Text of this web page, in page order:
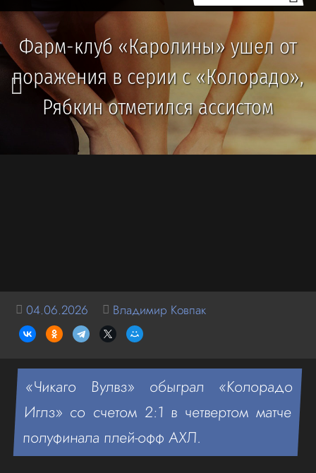
Фарм-клуб «Каролины» ушел от
поражения в серии с «Колорадо»,
Рябкин отметился ассистом
04.06.2026 Владимир Ковпак
«Чикаго Вулвз» обыграл «Колорадо
Иглз» со счетом 2:1 в четвертом матче
полуфинала плей-офф АХЛ.